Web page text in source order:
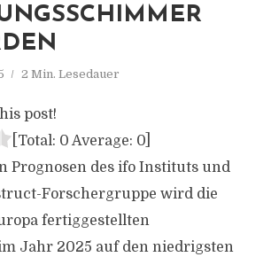
2 Min. Lesedauer
post!
[Total: 0 Average: 0]
Prognosen des ifo Instituts und
Forschergruppe wird die
fertiggestellten
Jahr 2025 auf den niedrigsten